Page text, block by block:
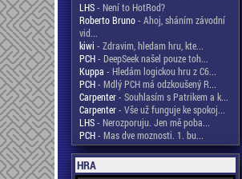
LHS- Není to HotRod?
Roberto Bruno- Ahoj, sháním závodní
vid...
kiwi - Zdravim, hledam hru, kte...
PCH- DeepSeek našel pouze toh...
Kuppa - Hledám logickou hru z C6...
PCH- Mdlý PCH má odzkoušený R...
Carpenter- Souhlasím s Patrikem a k...
Carpenter- Vše už funguje ke spokoj...
LHS- Nerozporuju. Jen mě poba...
PCH- Mas dve moznosti. 1. bu...
HRA